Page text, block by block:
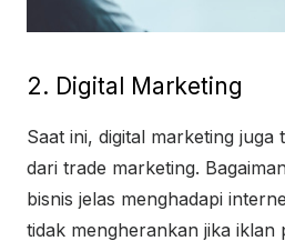
2. Digital Marketing
Saat ini, digital marketing juga
dari trade marketing.
bisnis jelas menghadapi
tidak mengherankan jika iklan